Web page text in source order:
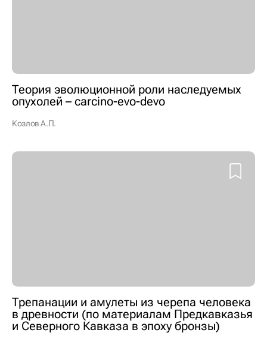
Теория эволюционной роли наследуемых
опухолей – carcino-evo-devo
Козлов А.П.
Трепанации и амулеты из черепа человека
в древности (по материалам Предкавказья
и Северного Кавказа в эпоху бронзы)